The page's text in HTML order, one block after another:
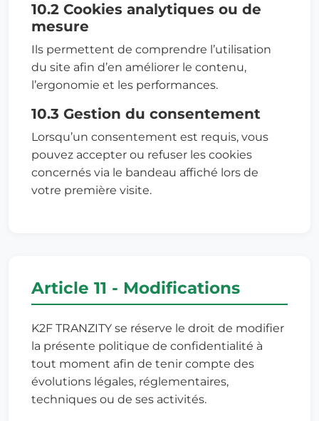
10.2 Cookies analytiques ou de
mesure
Ils permettent de comprendre l’utilisation
du site afin d’en améliorer le contenu,
l’ergonomie et les performances.
10.3 Gestion du consentement
Lorsqu’un consentement est requis, vous
pouvez accepter ou refuser les cookies
concernés via le bandeau affiché lors de
votre première visite.
Article 11 - Modifications
K2F TRANZITY se réserve le droit de modifier
la présente politique de confidentialité à
tout moment afin de tenir compte des
évolutions légales, réglementaires,
techniques ou de ses activités.